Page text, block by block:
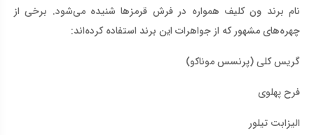
نام برند ون کلیف همواره در فرش قرمزها شنیده می‌شود. برخی از
چهره‌های مشهور که از جواهرات این برند استفاده کرده‌اند:
گریس کلی (پرنسس موناکو)
فرح پهلوی
الیزابت تیلور